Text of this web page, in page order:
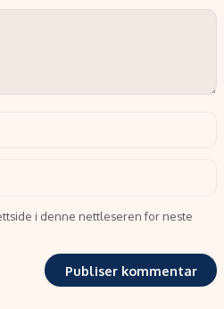
i denne nettleseren for neste